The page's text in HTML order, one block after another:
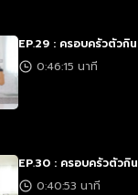
EP.29 : ครอบครัวตัวกิน
0:46:15 นาที
EP.30 : ครอบครัวตัวกิน
0:40:53 นาที